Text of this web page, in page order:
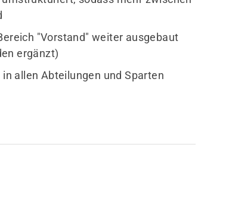
"Vorstand" weiter ausgebaut
ergänzt)
allen Abteilungen und Sparten